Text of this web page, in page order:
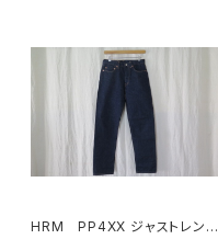
HRM PP4XX ジャストレング